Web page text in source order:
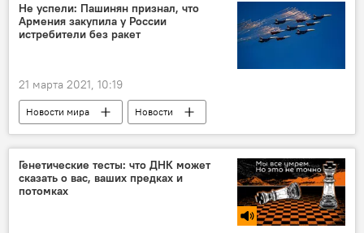
Не успели: Пашинян признал, что
Армения закупила у России
истребители без ракет
21 марта 2021, 10:19
Новости мира
Новости
истребители Су-30СМ
Армения
Генетические тесты: что ДНК может
сказать о вас, ваших предках и
потомках